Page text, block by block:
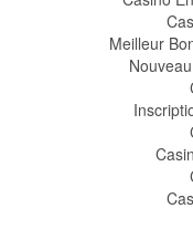
Meilleur